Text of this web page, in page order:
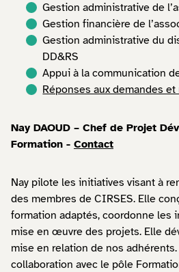
Gestion administrative de
Gestion financière de
Gestion administrative du
DD&RS
Appui à la communication
Réponses aux demandes et
Nay DAOUD – Chef de Projet
Formation - Contact
Nay pilote les initiatives visant à
des membres de CIRSES. Elle
formation adaptés, coordonne les
mise en œuvre des projets. Elle
mise en relation de nos
collaboration avec le pôle